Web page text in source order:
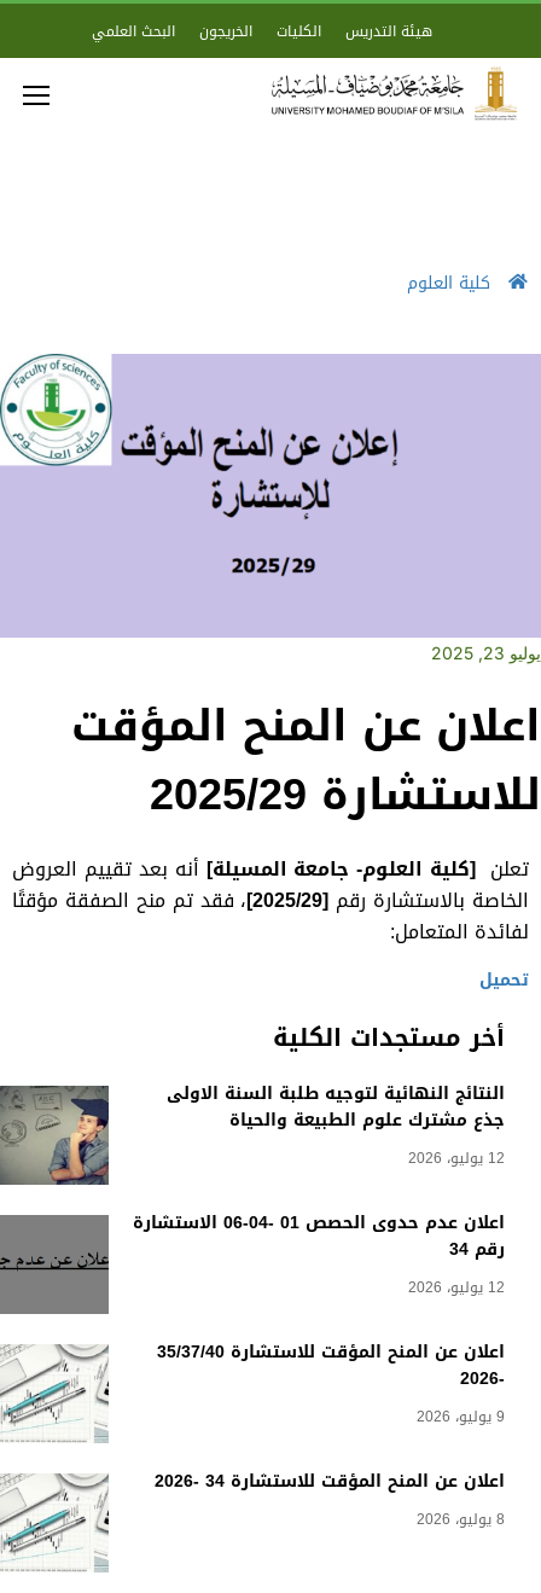
هيئة التدريس الكليات الخريجون البحث العلمي
كلية العلوم
أخر مستجدات الكلية
النتائج النهائية لتوجيه طلبة السنة الاولى
جذع مشترك علوم الطبيعة والحياة
12 يوليو، 2026
اعلان عدم حدوى الحصص 01 -04-06 الاستشارة
رقم 34
12 يوليو، 2026
اعلان عن المنح المؤقت للاستشارة 35/37/40
-2026
9 يوليو، 2026
اعلان عن المنح المؤقت للاستشارة 34 -2026
8 يوليو، 2026
يوليو 23, 2025
اعلان عن المنح المؤقت
للاستشارة 2025/29
تعلن [كلية العلوم- جامعة المسيلة] أنه بعد تقييم العروض
الخاصة بالاستشارة رقم [2025/29]
، فقد تم منح الصفقة مؤقتًا
لفائدة المتعامل:
تحميل